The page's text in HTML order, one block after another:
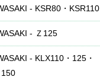
- KSR80・KSR110
- Ｚ125
- KLX110・125・